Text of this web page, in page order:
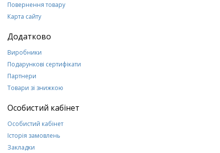
Повернення товару
Карта сайту
Додатково
Виробники
Подарункові сертифікати
Партнери
Товари зі знижкою
Особистий кабінет
Особистий кабінет
Історія замовлень
Закладки